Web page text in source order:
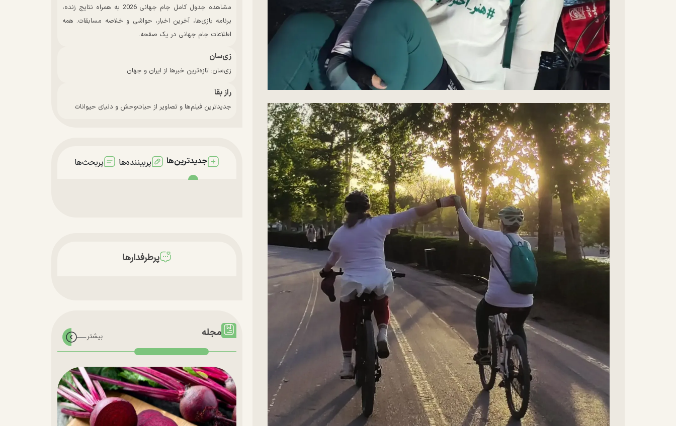
مشاهده جدول کامل جام جهانی 2026 به همراه نتایج زنده،
برنامه بازی‌ها، آخرین اخبار، حواشی و خلاصه مسابقات. همه
اطلاعات جام جهانی در یک صفحه.
زی‌سان
زی‌سان: تازه‌ترین خبرها از ایران و جهان
راز بقا
جدیدترین فیلم‌ها و تصاویر از حیات‌وحش و دنیای حیوانات
جدیدترین‌ها پربیننده‌ها پربحث‌ها
پرطرفدارها
مجله